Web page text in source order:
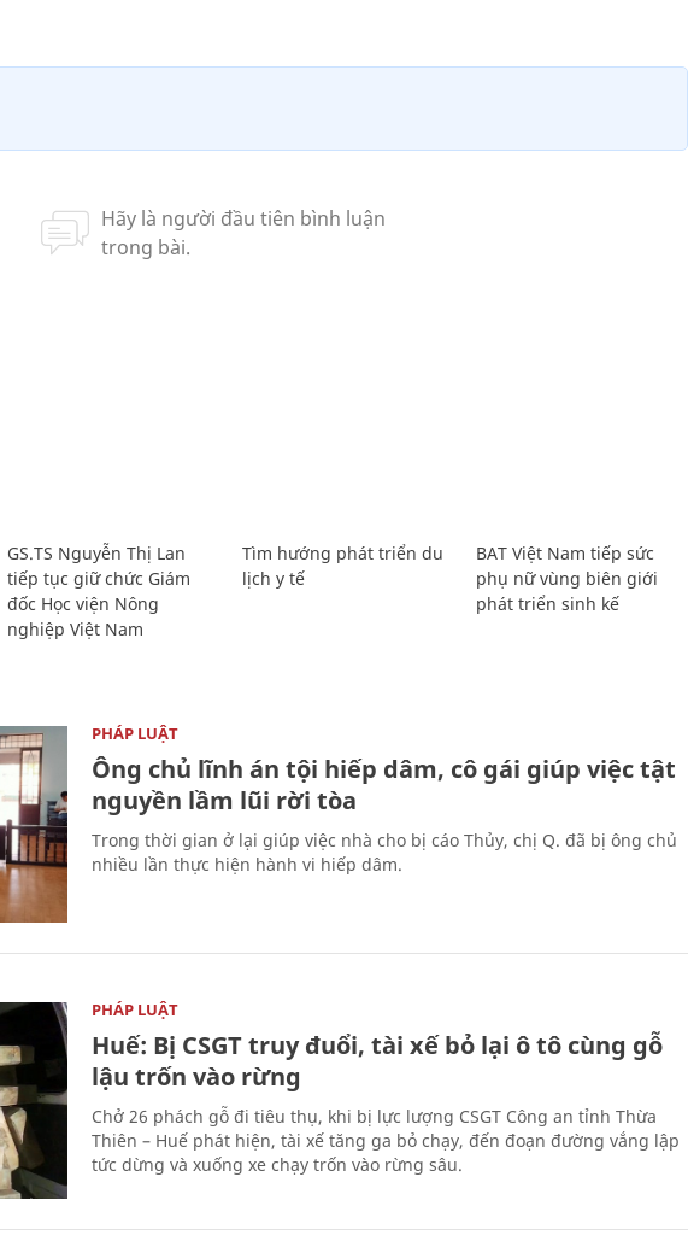
GS.TS Nguyễn Thị Lan
tiếp tục giữ chức Giám
đốc Học viện Nông
nghiệp Việt Nam
Tìm hướng phát triển du
lịch y tế
BAT Việt Nam tiếp sức
phụ nữ vùng biên giới
phát triển sinh kế
PHÁP LUẬT
Ông chủ lĩnh án tội hiếp dâm, cô gái giúp việc tật
nguyền lầm lũi rời tòa
Trong thời gian ở lại giúp việc nhà cho bị cáo Thủy, chị Q. đã bị ông chủ
nhiều lần thực hiện hành vi hiếp dâm.
PHÁP LUẬT
Huế: Bị CSGT truy đuổi, tài xế bỏ lại ô tô cùng gỗ
lậu trốn vào rừng
Chở 26 phách gỗ đi tiêu thụ, khi bị lực lượng CSGT Công an tỉnh Thừa
Thiên – Huế phát hiện, tài xế tăng ga bỏ chạy, đến đoạn đường vắng lập
tức dừng và xuống xe chạy trốn vào rừng sâu.